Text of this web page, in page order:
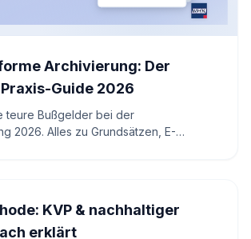
Archivierung: Der
Guide 2026
teure Bußgelder bei der
2026. Alles zu Grundsätzen, E-
KVP & nachhaltiger
erklärt